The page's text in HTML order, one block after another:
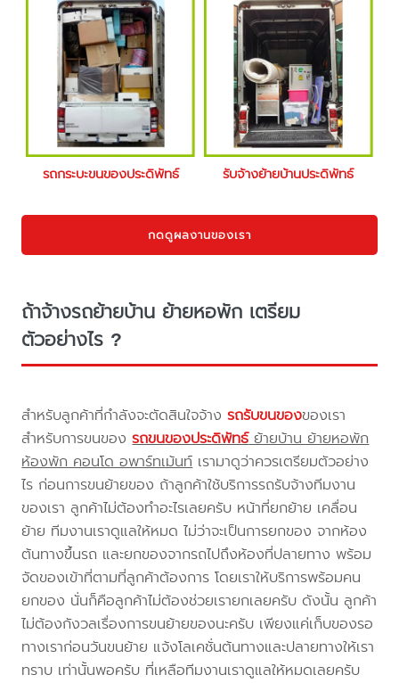
รถกระบะขนของประดิพัทธ์ รับจ้างย้ายบ้านประดิพัทธ์
กดดูผลงานของเรา
ถ้าจ้างรถย้ายบ้าน ย้ายหอพัก เตรียม
ตัวอย่างไร ?
สำหรับลูกค้าที่กำลังจะตัดสินใจจ้างรถรับขนของของเรา
สำหรับการขนของรถขนของประดิพัทธ์ย้ายบ้าน ย้ายหอพัก
ห้องพัก คอนโด อพาร์ทเม้นท์เรามาดูว่าควรเตรียมตัวอย่าง
ไร ก่อนการขนย้ายของ ถ้าลูกค้าใช้บริการรถรับจ้างทีมงาน
ของเรา ลูกค้าไม่ต้องทำอะไรเลยครับ หน้าที่ยกย้าย เคลื่อน
ย้าย ทีมงานเราดูแลให้หมด ไม่ว่าจะเป็นการยกของ จากห้อง
ต้นทางขึ้นรถ และยกของจากรถไปถึงห้องที่ปลายทาง พร้อม
จัดของเข้าที่ตามที่ลูกค้าต้องการ โดยเราให้บริการพร้อมคน
ยกของ นั่นก็คือลูกค้าไม่ต้องช่วยเรายกเลยครับ ดังนั้น ลูกค้า
ไม่ต้องกังวลเรื่องการขนย้ายของนะครับ เพียงแค่เก็บของรอ
ทางเราก่อนวันขนย้าย แจ้งโลเคชั่นต้นทางและปลายทางให้เรา
ทราบ เท่านั้นพอครับ ที่เหลือทีมงานเราดูแลให้หมดเลยครับ